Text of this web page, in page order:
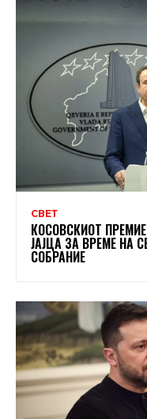
СВЕТ
КОСОВСКИОТ
ЈАЈЦА ЗА ВРЕМЕ НА
СОБРАНИЕ